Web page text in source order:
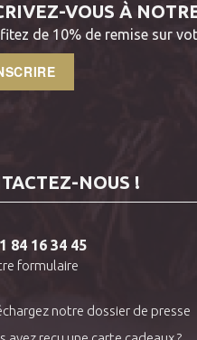
VOUS À
de 10% de remise sur
NOUS !
84 16 34 45
formulaire
notre dossier de presse